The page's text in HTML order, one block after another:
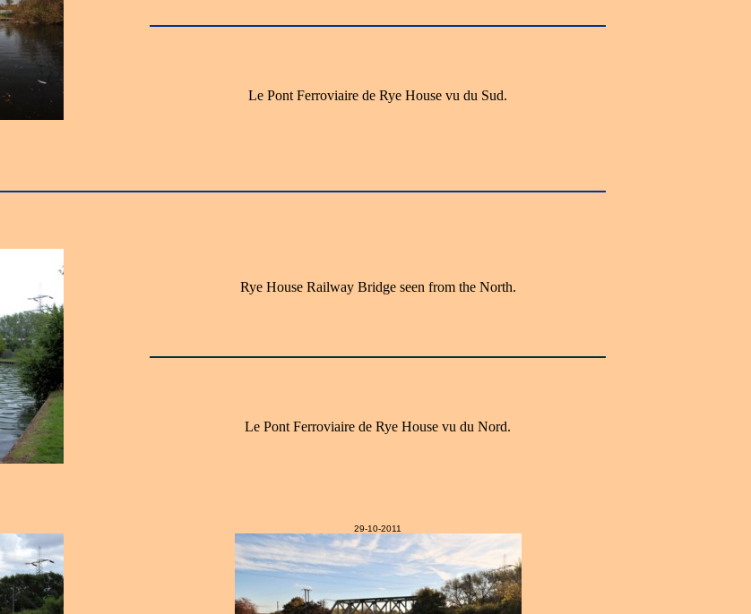
Le Pont Ferroviaire de Rye House vu du Sud.
Rye House Railway Bridge seen from the North.
Le Pont Ferroviaire de Rye House vu du Nord.
29-10-2011